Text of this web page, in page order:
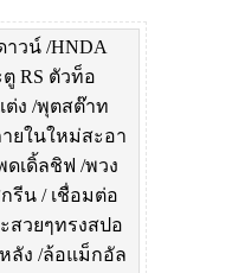
วน์ /HNDA
ตู RS ตัวท็อ
ง /พุตสต๊าท
ยในใหม่สะอา
ดเดิ้ลชิฟ /พวง
รีน / เชื่อมต่อ
สวยๆทรงสปอ
ลัง /ล้อแม็กอัล